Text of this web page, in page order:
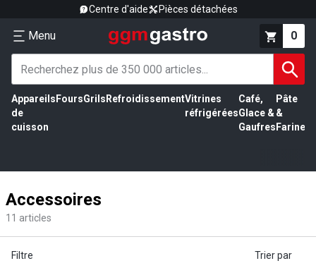
Centre d'aide Pièces détachées
Menu 0
Appareils
de
cuisson
FoursGrils RefroidissementVitrines
réfrigérées
Café,
Glace &
Gaufres
Pâte
&
Farine
Accessoires
11 articles
Filtre Trier par